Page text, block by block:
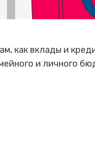
как вклады и
и личного